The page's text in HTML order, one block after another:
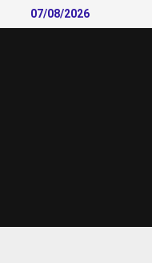
to
07/08/2026